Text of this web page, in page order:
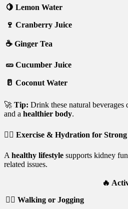
🍋 Lemon Water
🍷 Cranberry Juice
☕ Ginger Tea
🥒 Cucumber Juice
🥛 Coconut Water
🚀 Tip: Drink these natural beverages
and a healthier body.
🚶‍♂️ Exercise & Hydration for
A healthy lifestyle supports kidney
related issues.
🔥
🚶‍♂️ Walking or Jogging